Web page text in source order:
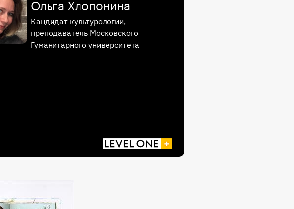
Ольга Хлопонина
Кандидат культурологии,
преподаватель Московского
Гуманитарного университета